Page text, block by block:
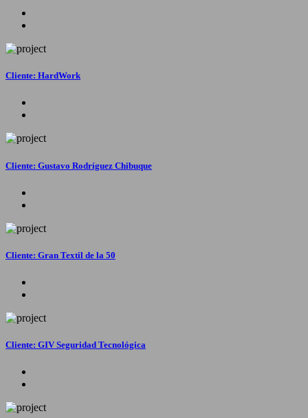
Cliente: HardWork
Cliente: Gustavo Rodríguez Chibuque
Cliente: Gran Textil de la 50
Cliente: GIV Seguridad Tecnológica